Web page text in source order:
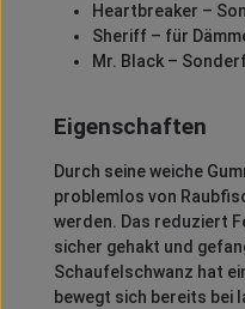
Heartbreaker –
Sheriff – für
Mr. Black –
Eigenschaften
Durch seine weiche
problemlos von
werden. Das reduziert
sicher gehakt und
Schaufelschwanz hat
bewegt sich bereits bei